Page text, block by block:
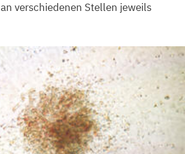
an verschiedenen Stellen jeweils